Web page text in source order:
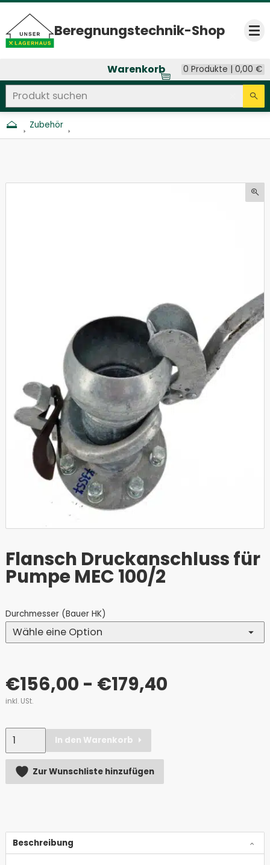
Beregnungs­technik-Shop
Warenkorb 0 Produkte |0,00€
Seitenweite Suche
Produkt suchen
Zubehör
Flansch Druckanschluss für
Pumpe MEC 100/2
Durchmesser (Bauer HK)
€156,00 - €179,40
inkl. USt.
Anzahl
In den Warenkorb
Alternative:
Zur Wunschliste hinzufügen
Beschreibung